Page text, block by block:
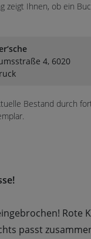
zeigt Ihnen, ob ein
4, 6020
Bestand durch
Rote
passt